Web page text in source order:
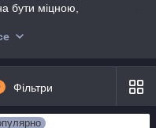
бути міцною,
розбухає від вологи, і
штучний камінь (
мармур), Цей
має широкі дизайнерські
і фактур. Матеріал
Фільтри